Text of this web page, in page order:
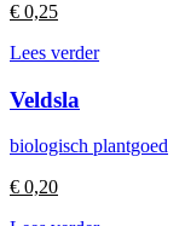
€ 0,25
Lees verder
Veldsla
biologisch plantgoed
€ 0,20